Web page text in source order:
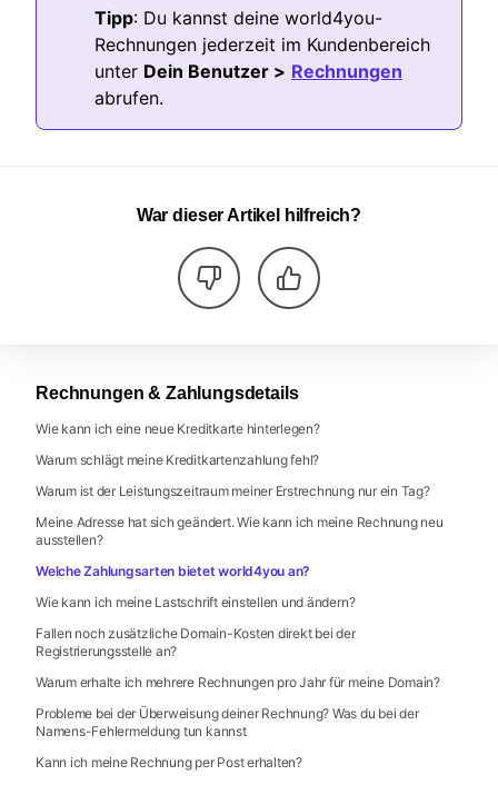
Tipp: Du kannst deine world4you-
Rechnungen jederzeit im Kundenbereich
unter Dein Benutzer > Rechnungen
abrufen.
War dieser Artikel hilfreich?
Rechnungen & Zahlungsdetails
Wie kann ich eine neue Kreditkarte hinterlegen?
Warum schlägt meine Kreditkartenzahlung fehl?
Warum ist der Leistungszeitraum meiner Erstrechnung nur ein Tag?
Meine Adresse hat sich geändert. Wie kann ich meine Rechnung neu
ausstellen?
Welche Zahlungsarten bietet world4you an?
Wie kann ich meine Lastschrift einstellen und ändern?
Fallen noch zusätzliche Domain-Kosten direkt bei der
Registrierungsstelle an?
Warum erhalte ich mehrere Rechnungen pro Jahr für meine Domain?
Probleme bei der Überweisung deiner Rechnung? Was du bei der
Namens-Fehlermeldung tun kannst
Kann ich meine Rechnung per Post erhalten?